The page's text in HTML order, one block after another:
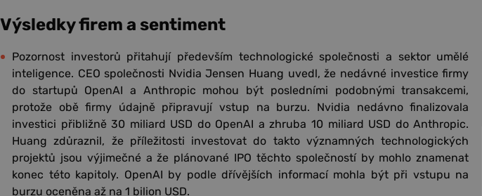
Výsledky firem a sentiment
Pozornost investorů přitahují především technologické společnosti a sektor umělé
inteligence. CEO společnosti Nvidia Jensen Huang uvedl, že nedávné investice firmy
do startupů OpenAI a Anthropic mohou být posledními podobnými transakcemi,
protože obě firmy údajně připravují vstup na burzu. Nvidia nedávno finalizovala
investici přibližně 30 miliard USD do OpenAI a zhruba 10 miliard USD do Anthropic.
Huang zdůraznil, že příležitosti investovat do takto významných technologických
projektů jsou výjimečné a že plánované IPO těchto společností by mohlo znamenat
konec této kapitoly. OpenAI by podle dřívějších informací mohla být při vstupu na
burzu oceněna až na 1 bilion USD.